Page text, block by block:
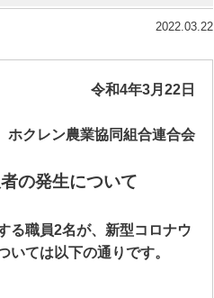
2022.03.22
令和4年3月 22日
ホクレン農業協同組合連合会
の発生について
る職員2名が、新型コロナウ
ては以下の通りです。